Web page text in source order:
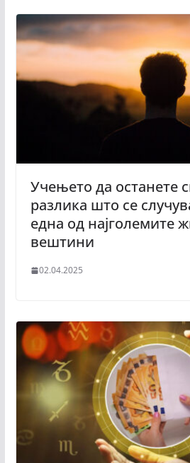
Учењето да останете
разлика што се
една од најголемите
вештини
02.04.2025